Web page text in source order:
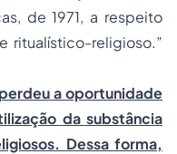
de 1971, a respeito
ritualístico-religioso.”
a oportunidade
da substância
Dessa forma,